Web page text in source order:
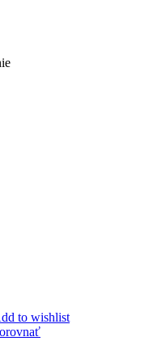
to wishlist